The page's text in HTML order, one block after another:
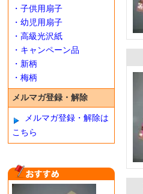
・子供用扇子
・幼児用扇子
・高級光沢紙
・キャンペーン品
・新柄
・梅柄
メルマガ登録・解除
メルマガ登録・解除は
こちら